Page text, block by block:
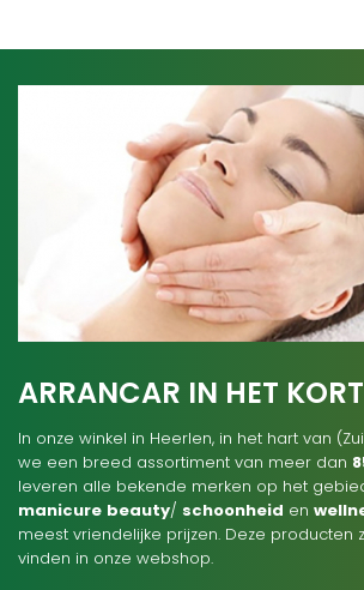
ARRANCAR IN HET KORT
In onze winkel in Heerlen, in het hart van
we een breed assortiment van meer dan
leveren alle bekende merken op het
manicure beauty/ schoonheid en
meest vriendelijke prijzen. Deze producten
vinden in onze webshop.